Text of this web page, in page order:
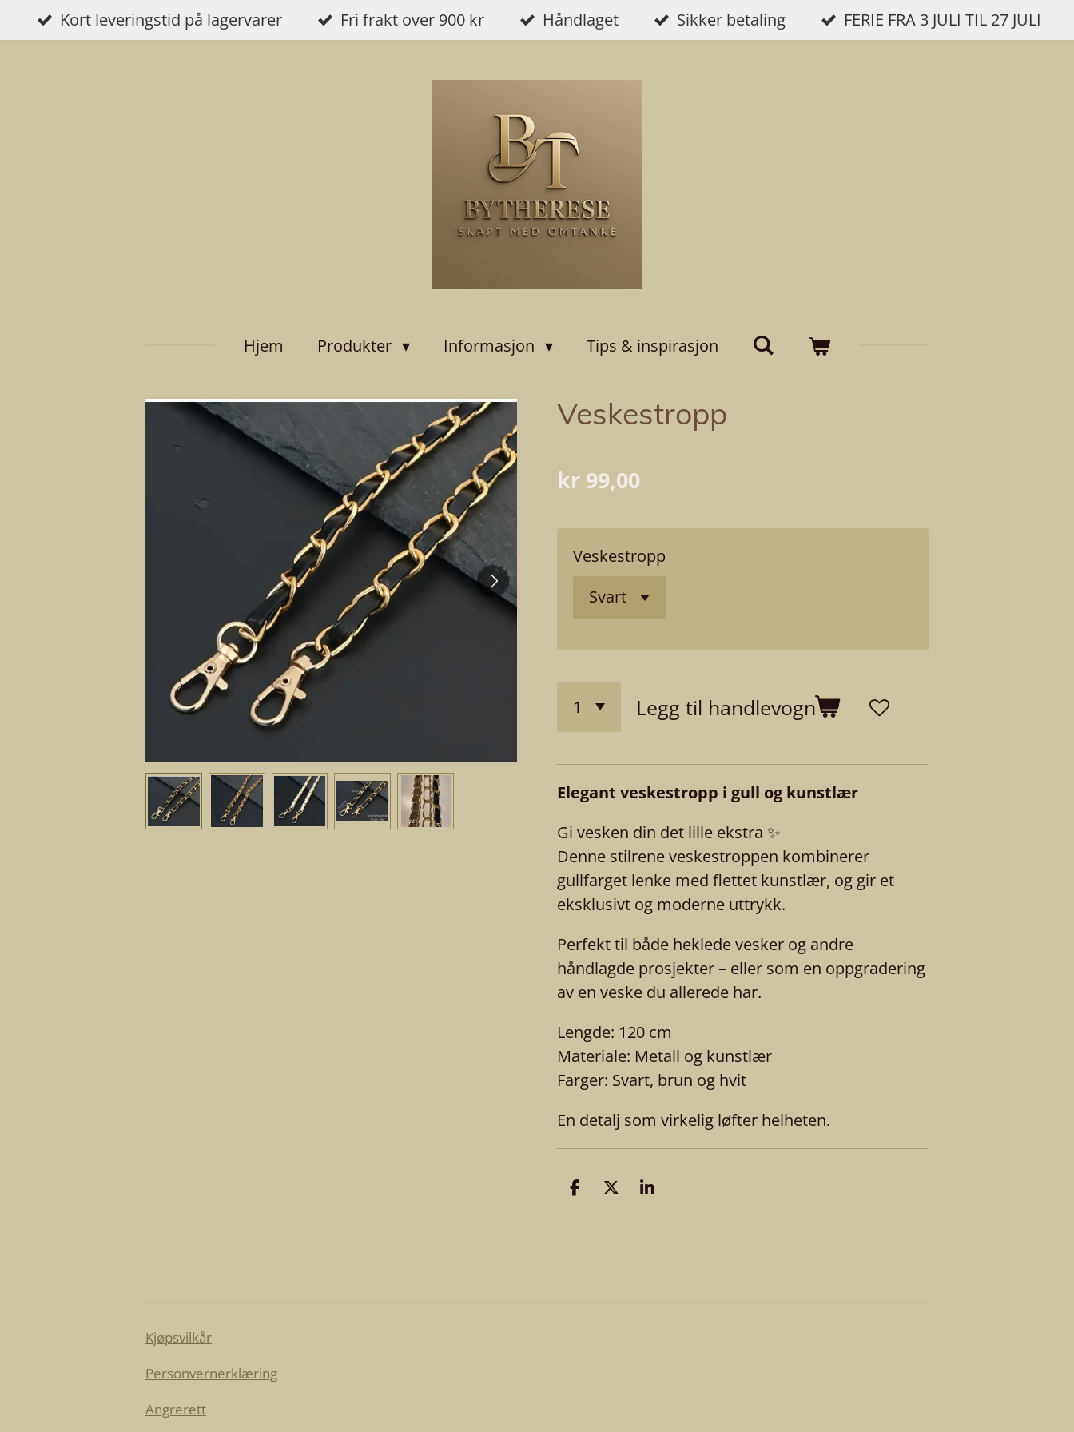
til
Kort leveringstid på lagervarer Fri frakt over 900 kr Håndlaget Sikker betaling FERIE FRA 3 JULI TIL 27 JULI
Hjem Produkter Informasjon Tips & inspirasjon
Veskestropp
kr 99,00
Veskestropp
Legg til handlevogn
Elegant veskestropp i gull og kunstlær
Gi vesken din det lille ekstra ✨
Denne stilrene veskestroppen kombinerer
gullfarget lenke med flettet kunstlær, og gir et
eksklusivt og moderne uttrykk.
Perfekt til både heklede vesker og andre
håndlagde prosjekter – eller som en oppgradering
av en veske du allerede har.
Lengde: 120 cm
Materiale: Metall og kunstlær
Farger: Svart, brun og hvit
En detalj som virkelig løfter helheten.
D
D
D
Kjøpsvilkår
Personvernerklæring
Angrerett